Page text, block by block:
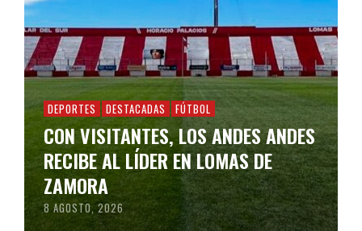
DEPORTES DESTACADAS FÚTBOL
CON VISITANTES, LOS ANDES ANDES
RECIBE AL LÍDER EN LOMAS DE
ZAMORA
8 AGOSTO, 2026